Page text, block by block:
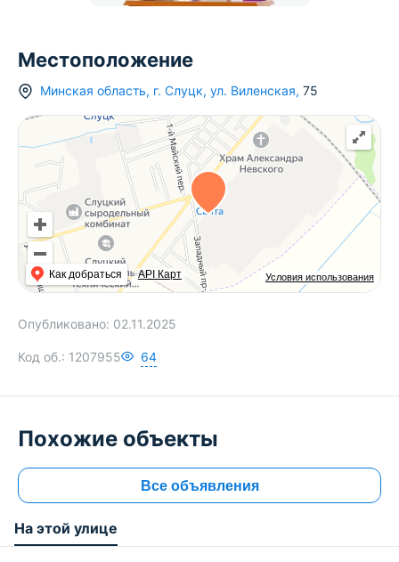
Местоположение
Минская область, г. Слуцк, ул. Виленская, 75
Условия использования
Как добраться API Карт
Опубликовано: 02.11.2025
Код об.: 1207955 64
Похожие объекты
Все объявления
На этой улице